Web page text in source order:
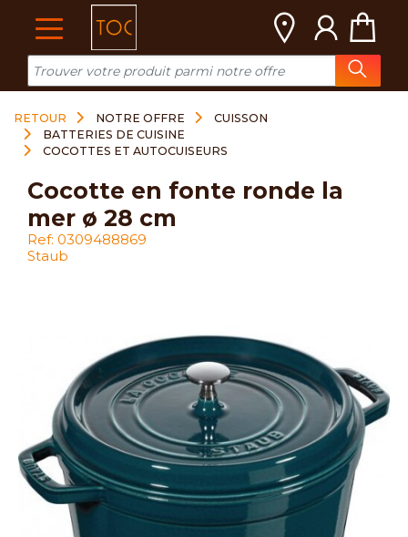
RETOUR NOTRE OFFRE
CUISSON
BATTERIES DE CUISINE
COCOTTES ET AUTOCUISEURS
cocotte en fonte ronde la
mer ø 28 cm
Ref: 0309488869
Staub
Cookies management panel